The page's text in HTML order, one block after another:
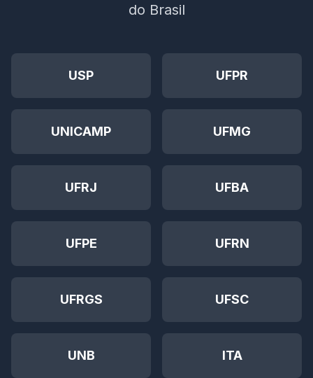
do Brasil
USP UFPR
UNICAMP UFMG
UFRJ UFBA
UFPE UFRN
UFRGS UFSC
UNB ITA